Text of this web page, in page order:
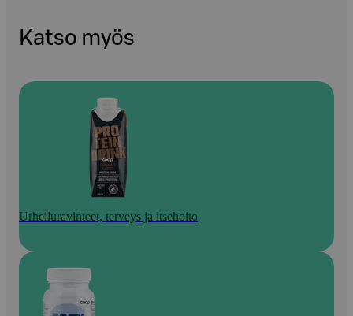
Katso myös
Urheiluravinteet, terveys ja itsehoito